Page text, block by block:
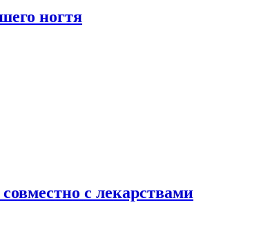
ногтя
с лекарствами